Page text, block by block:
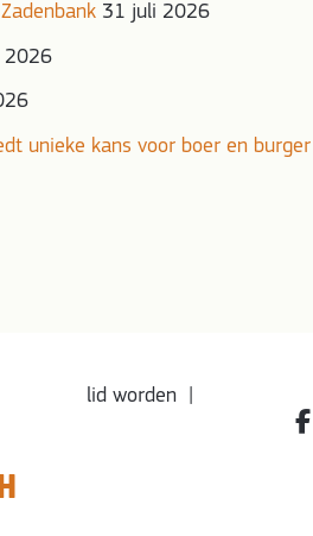
31 juli 2026
2026
unieke kans voor boer en burger
lid worden|